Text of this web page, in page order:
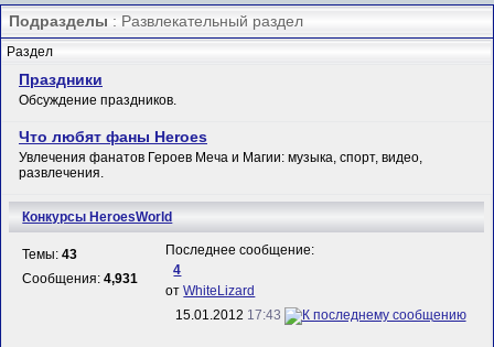
Подразделы : Развлекательный раздел
Раздел
Праздники
Обсуждение праздников.
Что любят фаны Heroes
Увлечения фанатов Героев Меча и Магии: музыка, спорт, видео,
развлечения.
Конкурсы HeroesWorld
Темы:43
Сообщения:4,931
Последнее сообщение:
4
отWhiteLizard
15.01.2012 17:43